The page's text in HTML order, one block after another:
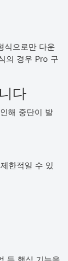
식으로만 다운
의 경우 Pro 구
다
해 중단이 발
한적일 수 있